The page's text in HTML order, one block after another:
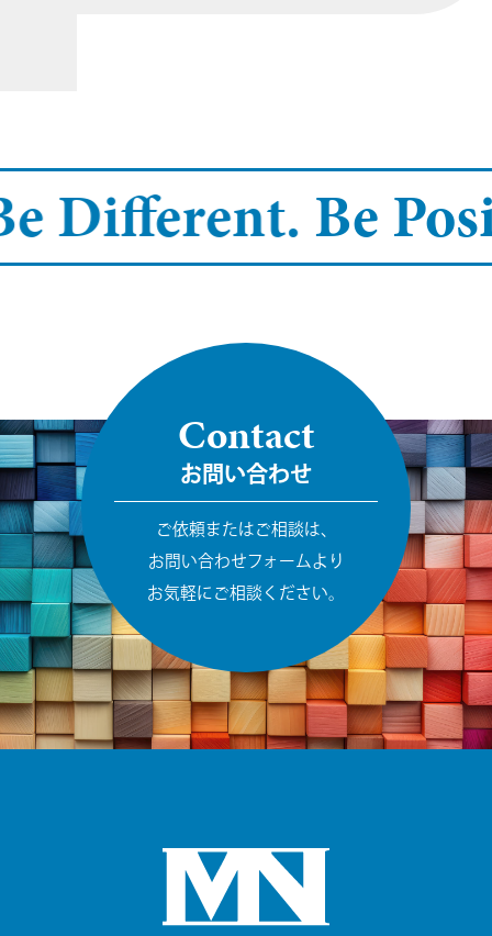
Different.Be
Contact
お問い合わせ
ご依頼またはご相談は、
お問い合わせフォームより
お気軽にご相談ください。